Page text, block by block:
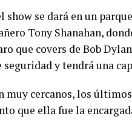
show se dará en un
Tony Shanahan,
que covers de Bob
seguridad y tendrá una
muy cercanos, los
que ella fue la